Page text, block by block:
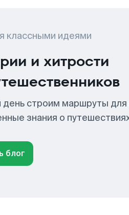
классными идеями
и хитрости
строим маршруты для
знания о
блог